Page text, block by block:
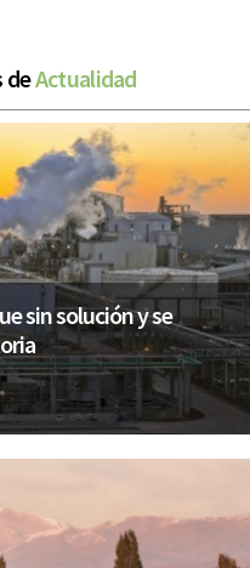
deActualidad
sin solución y se